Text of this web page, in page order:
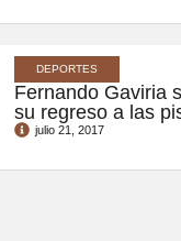
DEPORTES
Fernando Gaviria
su regreso a las
julio 21, 2017